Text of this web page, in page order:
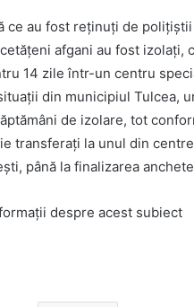
ce au fost reţinuţi de
afgani au fost izolaţi,
14 zile într-un centru
din municipiul Tulcea,
de izolare, tot
transferaţi la unul din
până la finalizarea
despre acest subiect